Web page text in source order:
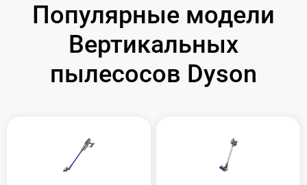
Популярные модели
Вертикальных
пылесосов Dyson